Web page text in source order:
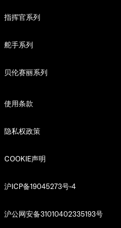
指挥官系列
舵手系列
贝伦赛丽系列
使用条款
隐私权政策
COOKIE声明
沪ICP备19045273号-4
沪公网安备31010402335193号